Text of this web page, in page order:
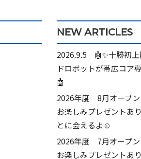
NEW ARTICLES
2026.9.5 🤖✨十勝初
ドロボットが帯広コア
🤖
2026年度 8月オープ
お楽しみプレゼント
とに会えるよ☺
2026年度 7月オープ
お楽しみプレゼントあ